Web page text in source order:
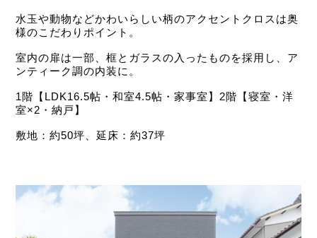
水玉や動物などかわいらしい柄のアクセントクロスは奥
様のこだわりポイント。
室内の扉は一部、框とガラスの入ったものを採用し、ア
ンティーク調の内装に。
1階【LDK16.5帖・和室4.5帖・家事室】2階【寝室・洋
室×2・納戸】
敷地：約50坪、延床：約37坪